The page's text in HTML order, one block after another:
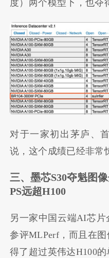
度）两个模型下，也夺
对于一家初出茅庐、
说，这个成绩已经非常
三、墨芯S30夺魁图
PS远超H100
另一家中国云端AI芯
参评MLPerf，而且在
得了超过英伟达H100的